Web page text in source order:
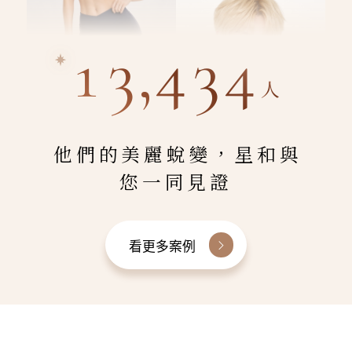
13,434 人
他們的美麗蛻變，星和與
您一同見證
看更多案例